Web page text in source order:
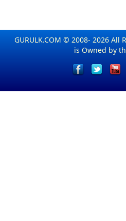
GURULK.COM © 2008- 2026 All
is Owned by